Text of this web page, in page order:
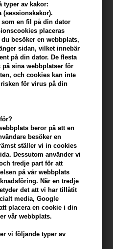
typer av kakor:
(sessionskakor).
som en fil på din dator
placeras
besöker en webbplats,
sidan, vilket innebär
på din dator. De flesta
på sina webbplatser för
och cookies kan inte
för virus på din
beror på att en
besöker en
ställer vi in ​​cookies
Dessutom använder vi
tredje part för att
på vår webbplats
När en tredje
det att vi har tillåtit
media, Google
placera en cookie i din
vår webbplats.
vi följande typer av
100ml
Brand:Beard Monkey
Spara 8%
av denna artikel -Visa mitt
OCH FÅ FRI FRAKT
Tillverkare
dagkräm för ansiktet.